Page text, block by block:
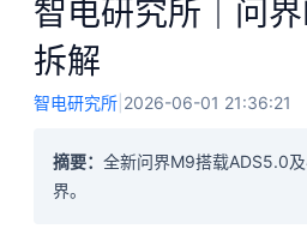
智电研究所｜问
拆解
智电研究所 2026-06-01 21:36:21
摘要： 全新问界M9搭载ADS5.0
界。